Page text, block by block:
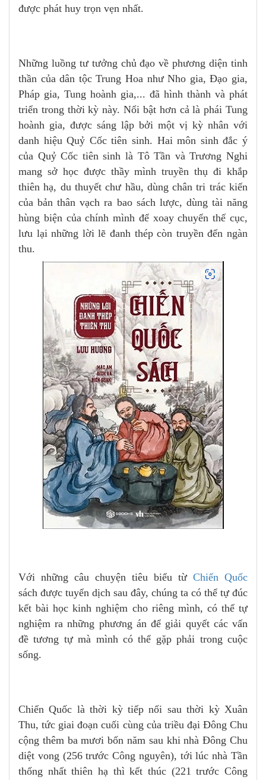
được phát huy trọn vẹn nhất.
Những luồng tư tưởng chủ đạo về phương diện tinh
thần của dân tộc Trung Hoa như Nho gia, Đạo gia,
Pháp gia, Tung hoành gia,... đã hình thành và phát
triển trong thời kỳ này. Nổi bật hơn cả là phái Tung
hoành gia, được sáng lập bởi một vị kỳ nhân với
danh hiệu Quỷ Cốc tiên sinh. Hai môn sinh đắc ý
của Quỷ Cốc tiên sinh là Tô Tần và Trương Nghi
mang sở học được thầy mình truyền thụ đi khắp
thiên hạ, du thuyết chư hầu, dùng chân tri trác kiến
của bản thân vạch ra bao sách lược, dùng tài năng
hùng biện của chính mình để xoay chuyển thế cục,
lưu lại những lời lẽ đanh thép còn truyền đến ngàn
thu.
Với những câu chuyện tiêu biểu từ Chiến Quốc
sách được tuyển dịch sau đây, chúng ta có thể tự đúc
kết bài học kinh nghiệm cho riêng mình, có thể tự
nghiệm ra những phương án để giải quyết các vấn
đề tương tự mà mình có thể gặp phải trong cuộc
sống.
Chiến Quốc là thời kỳ tiếp nối sau thời kỳ Xuân
Thu, tức giai đoạn cuối cùng của triều đại Đông Chu
cộng thêm ba mươi bốn năm sau khi nhà Đông Chu
diệt vong (256 trước Công nguyên), tới lúc nhà Tần
thống nhất thiên hạ thì kết thúc (221 trước Công